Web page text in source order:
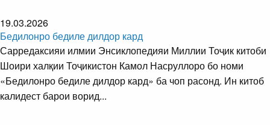
19.03.2026
Бедилонро бедиле дилдор кард
Сарредаксияи илмии Энсиклопедияи Миллии Тоҷик китоби
Шоири халқии Тоҷикистон Камол Насруллоро бо номи
«Бедилонро бедиле дилдор кард» ба чоп расонд. ​Ин китоб
калидест барои ворид...